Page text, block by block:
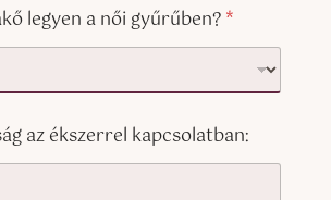
legyen a női gyűrűben?*
az ékszerrel kapcsolatban: